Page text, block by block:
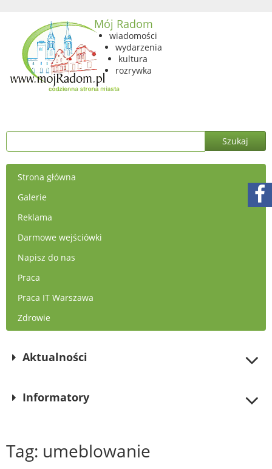
Mój Radom
wiadomości
wydarzenia
kultura
rozrywka
Strona główna
Galerie
Reklama
Darmowe wejściówki
Napisz do nas
Praca
Praca IT Warszawa
Zdrowie
Aktualności
Informatory
Tag: umeblowanie